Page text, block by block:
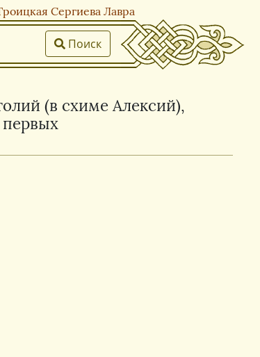
Сергиева Лавра
Поиск
(в схиме Алексий),